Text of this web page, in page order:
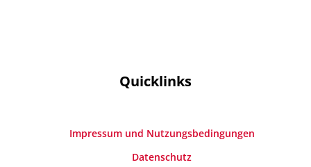
Quicklinks
Impressum und Nutzungsbedingungen
Datenschutz